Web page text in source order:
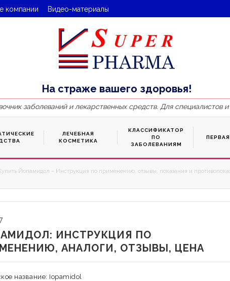
компании Видео-материалы
На страже вашего здоровья!
заболеваний и лекарственных средств. Для специалистов
ЛЕЧЕБНАЯ
КОСМЕТИКА
КЛАССИФИКАТОР
ПО
ЗАБОЛЕВАНИЯМ
Йопамидол – Инструкция по применению, отзывы, показания и
ИНСТРУКЦИЯ ПО
АНАЛОГИ, ОТЗЫВЫ, ЦЕНА
название: Iopamidol